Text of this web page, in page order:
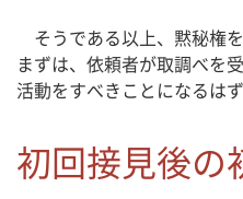
そうである以上、黙秘権
まずは、依頼者が取調べを
活動をすべきことになるはず
初回接見後の